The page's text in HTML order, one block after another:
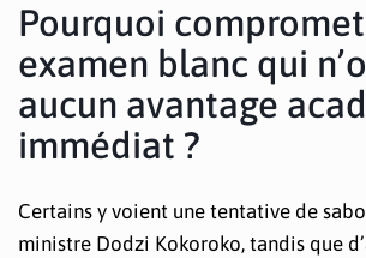
Pourquoi
examen blanc qui
aucun avantage
immédiat ?
Certains y voient une tentative de
ministre Dodzi Kokoroko, tandis que